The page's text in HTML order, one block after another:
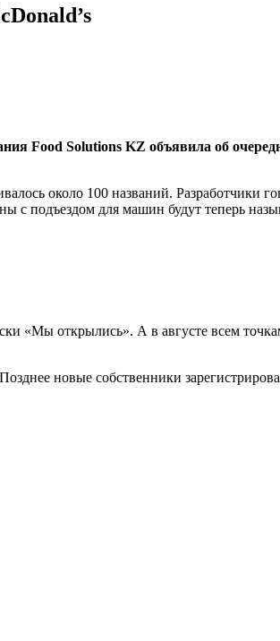
Food Solutions KZ объявила об
около 100 названий. Разработчики
с подъездом для машин будут теперь
«Мы открылись». А в августе всем
новые собственники